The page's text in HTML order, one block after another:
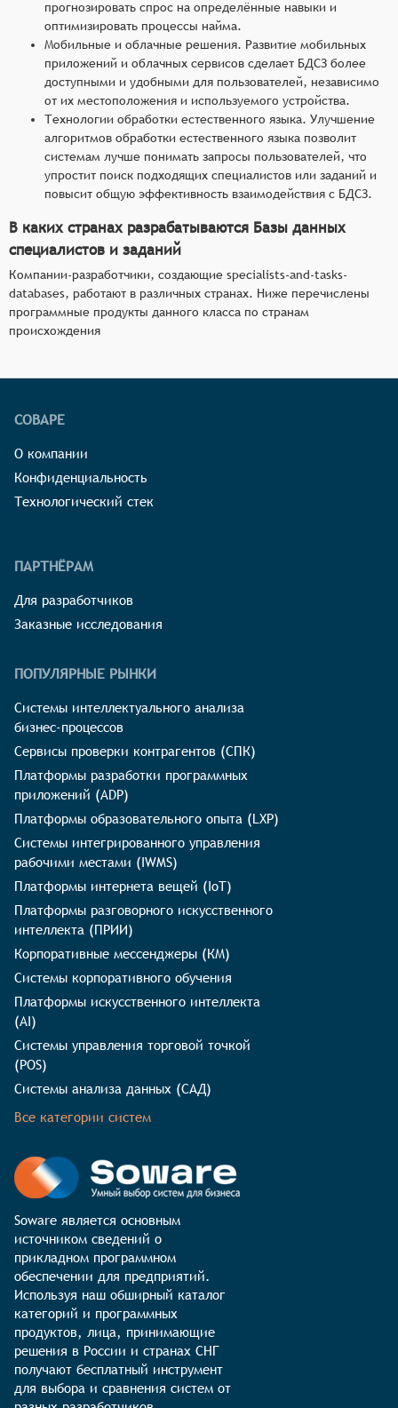
прогнозировать спрос на определённые навыки и
оптимизировать процессы найма.
Мобильные и облачные решения. Развитие мобильных
приложений и облачных сервисов сделает БДСЗ более
доступными и удобными для пользователей, независимо
от их местоположения и используемого устройства.
Технологии обработки естественного языка. Улучшение
алгоритмов обработки естественного языка позволит
системам лучше понимать запросы пользователей, что
упростит поиск подходящих специалистов или заданий и
повысит общую эффективность взаимодействия с БДСЗ.
В каких странах разрабатываются Базы данных
специалистов и заданий
Компании-разработчики, создающие specialists-and-tasks-
databases, работают в различных странах. Ниже перечислены
программные продукты данного класса по странам
происхождения
СОВАРЕ
О компании
Конфиденциальность
Технологический стек
ПАРТНЁРАМ
Для разработчиков
Заказные исследования
ПОПУЛЯРНЫЕ РЫНКИ
Системы интеллектуального анализа
бизнес-процессов
Сервисы проверки контрагентов (СПК)
Платформы разработки программных
приложений (ADP)
Платформы образовательного опыта (LXP)
Системы интегрированного управления
рабочими местами (IWMS)
Платформы интернета вещей (IoT)
Платформы разговорного искусственного
интеллекта (ПРИИ)
Корпоративные мессенджеры (КМ)
Системы корпоративного обучения
Платформы искусственного интеллекта
(AI)
Системы управления торговой точкой
(POS)
Системы анализа данных (САД)
Все категории систем
Soware является основным
источником сведений о
прикладном программном
обеспечении для предприятий.
Используя наш обширный каталог
категорий и программных
продуктов, лица, принимающие
решения в России и странах СНГ
получают бесплатный инструмент
для выбора и сравнения систем от